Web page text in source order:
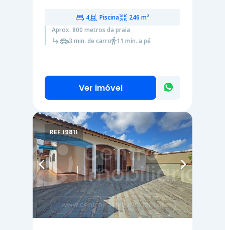
4 Piscina
246 m²
Aprox. 800 metros da praia
3 min. de carro
11 min. a pé
Ver imóvel
REF 19811